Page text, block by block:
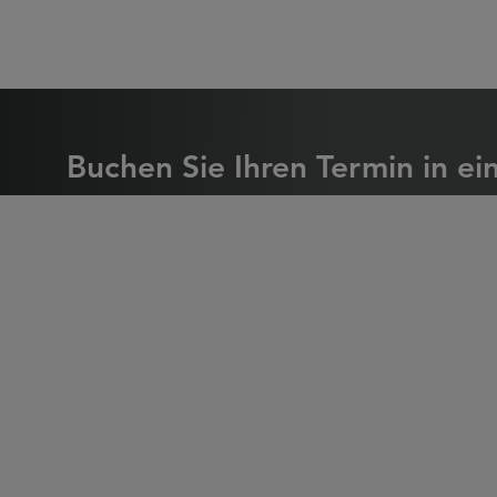
Buchen Sie Ihren
Buchen Sie Ihren Termin in